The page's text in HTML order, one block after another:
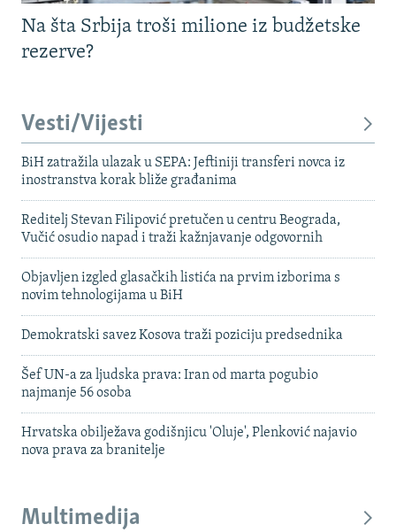
Na šta Srbija troši milione iz budžetske
rezerve?
Vesti/Vijesti
BiH zatražila ulazak u SEPA: Jeftiniji transferi novca iz
inostranstva korak bliže građanima
Reditelj Stevan Filipović pretučen u centru Beograda,
Vučić osudio napad i traži kažnjavanje odgovornih
Objavljen izgled glasačkih listića na prvim izborima s
novim tehnologijama u BiH
Demokratski savez Kosova traži poziciju predsednika
Šef UN-a za ljudska prava: Iran od marta pogubio
najmanje 56 osoba
Hrvatska obilježava godišnjicu 'Oluje', Plenković najavio
nova prava za branitelje
Multimedija